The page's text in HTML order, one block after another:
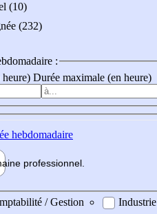
(10)
(232)
:
Durée maximale (en heure)
hebdomadaire
professionnel
/ Gestion
Industrie